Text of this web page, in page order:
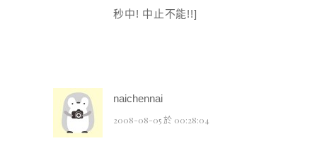
秒中! 中止不能!!]
naichennai
2008-08-05 於 00:28:04